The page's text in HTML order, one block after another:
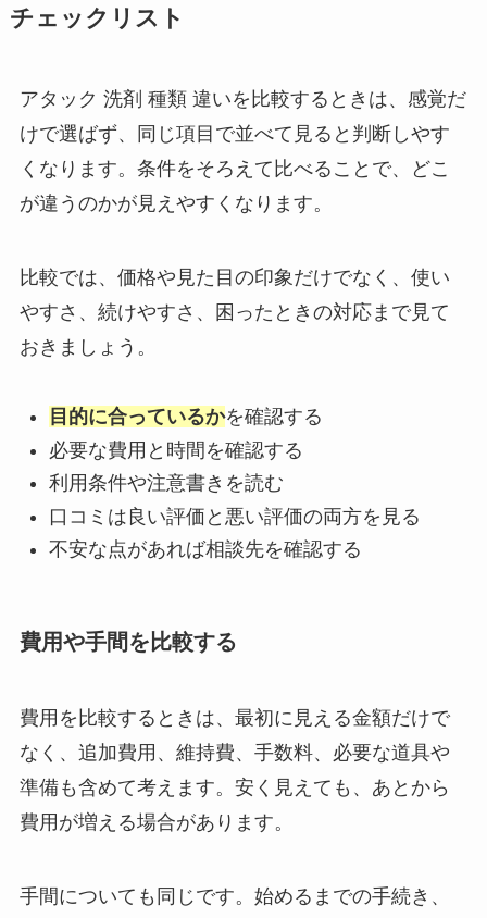
チェックリスト
アタック 洗剤 種類 違いを比較するときは、感覚だ
けで選ばず、同じ項目で並べて見ると判断しやす
くなります。条件をそろえて比べることで、どこ
が違うのかが見えやすくなります。
比較では、価格や見た目の印象だけでなく、使い
やすさ、続けやすさ、困ったときの対応まで見て
おきましょう。
目的に合っているかを確認する
必要な費用と時間を確認する
利用条件や注意書きを読む
口コミは良い評価と悪い評価の両方を見る
不安な点があれば相談先を確認する
費用や手間を比較する
費用を比較するときは、最初に見える金額だけで
なく、追加費用、維持費、手数料、必要な道具や
準備も含めて考えます。安く見えても、あとから
費用が増える場合があります。
手間についても同じです。始めるまでの手続き、